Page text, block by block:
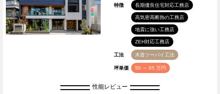
特徴 長期優良住宅対応工務店
高気密高断熱の工務店
地震に強い工務店
ZEH対応工務店
工法 木造ツーバイ工法
坪単価 50 ～ 65 万円
性能レビュー